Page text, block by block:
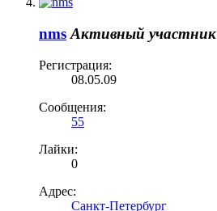
nms Активный участник
Регистрация:
08.05.09
Сообщения:
55
Лайки:
0
Адрес:
Санкт-Петербург